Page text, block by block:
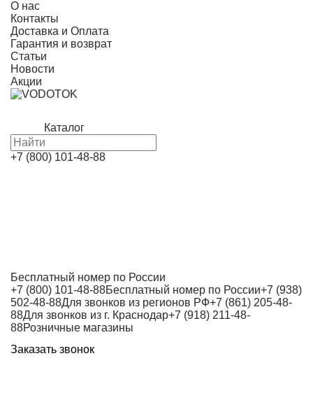
О нас
Контакты
Доставка и Оплата
Гарантия и возврат
Статьи
Новости
Акции
Каталог
+7 (800) 101-48-88
Бесплатный номер по России
+7 (800) 101-48-88Бесплатный номер по России+7 (938)
502-48-88Для звонков из регионов РФ+7 (861) 205-48-
88Для звонков из г. Краснодар+7 (918) 211-48-
88Розничные магазины
Заказать звонок